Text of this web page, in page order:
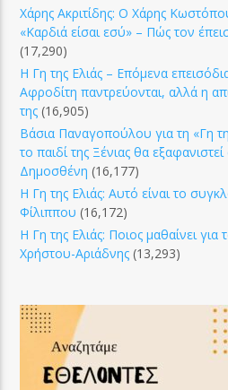
Χάρης Ακριτίδης: Ο Χάρης
«Καρδιά είσαι εσύ» – Πώς τον
(17,290)
Η Γη της Ελιάς – Επόμενα
Αφροδίτη παντρεύονται, αλλά η
της (16,905)
Βάσια Παναγοπούλου για τη «Γη
το παιδί της Ξένιας θα
Δημοσθένη (16,177)
Η Γη της Ελιάς: Αυτό είναι το
Φίλιππου (16,172)
Η Γη της Ελιάς: Ποιος μαθαίνει
Χρήστου-Αριάδνης (13,293)